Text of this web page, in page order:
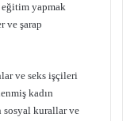
yapmak
ve şarap
ve seks işçileri
kadın
sosyal kurallar ve